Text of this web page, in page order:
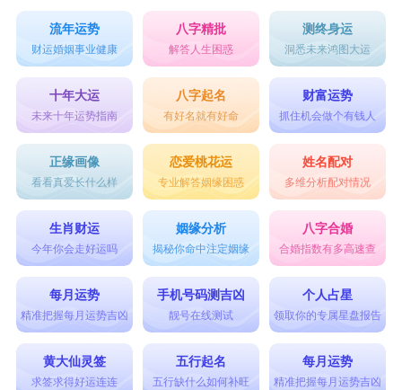
流年运势
财运婚姻事业健康
八字精批
解答人生困惑
测终身运
洞悉未来鸿图大运
十年大运
未来十年运势指南
八字起名
有好名就有好命
财富运势
抓住机会做个有钱人
正缘画像
看看真爱长什么样
恋爱桃花运
专业解答姻缘困惑
姓名配对
多维分析配对情况
生肖财运
今年你会走好运吗
姻缘分析
揭秘你命中注定姻缘
八字合婚
合婚指数有多高速查
每月运势
精准把握每月运势吉凶
手机号码测吉凶
靓号在线测试
个人占星
领取你的专属星盘报告
黄大仙灵签
求签求得好运连连
五行起名
五行缺什么如何补旺
每月运势
精准把握每月运势吉凶